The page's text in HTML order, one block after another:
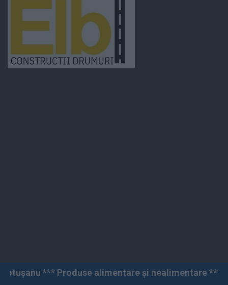
alimentare și nealimentare *** Vânzări angro și